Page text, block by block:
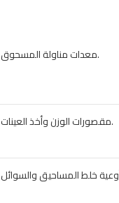
معدات مناولة المسحوق.
مقصورات الوزن وأخذ العينات.